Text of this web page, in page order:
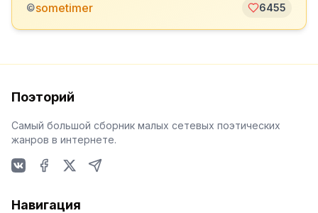
©sometimer 6455
Поэторий
Самый большой сборник малых сетевых поэтических
жанров в интернете.
Навигация